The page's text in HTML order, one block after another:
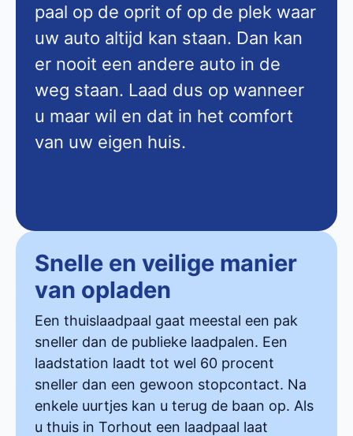
paal op de oprit of op de plek waar
uw auto altijd kan staan. Dan kan
er nooit een andere auto in de
weg staan. Laad dus op wanneer
u maar wil en dat in het comfort
van uw eigen huis.
Snelle en veilige manier
van opladen
Een thuislaadpaal gaat meestal een pak
sneller dan de publieke laadpalen. Een
laadstation laadt tot wel 60 procent
sneller dan een gewoon stopcontact. Na
enkele uurtjes kan u terug de baan op. Als
u thuis in Torhout een laadpaal laat